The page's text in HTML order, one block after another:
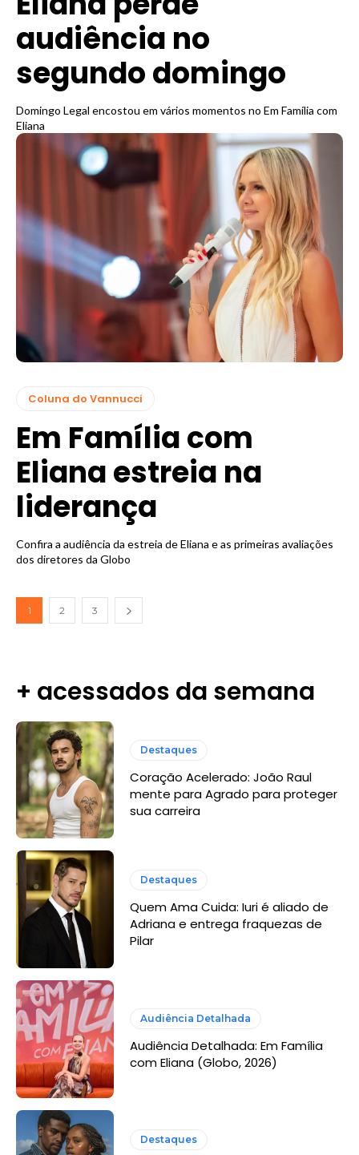
audiência no
segundo domingo
Domingo Legal encostou em vários momentos no Em Família com
Eliana
Coluna do Vannucci
Em Família com
Eliana estreia na
liderança
Confira a audiência da estreia de Eliana e as primeiras avaliações
dos diretores da Globo
1 2 3
+ acessados da semana
Destaques
Coração Acelerado: João Raul
mente para Agrado para proteger
sua carreira
Destaques
Quem Ama Cuida: Iuri é aliado de
Adriana e entrega fraquezas de
Pilar
Audiência Detalhada
Audiência Detalhada: Em Família
com Eliana (Globo, 2026)
Destaques